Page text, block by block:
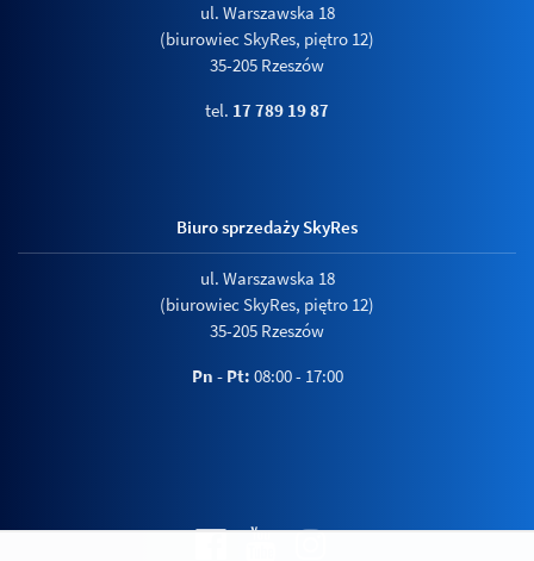
ul. Warszawska 18
(biurowiec SkyRes, piętro 12)
35-205 Rzeszów
tel. 17 789 19 87
Biuro sprzedaży SkyRes
ul. Warszawska 18
(biurowiec SkyRes, piętro 12)
35-205 Rzeszów
Pn - Pt: 08:00 - 17:00